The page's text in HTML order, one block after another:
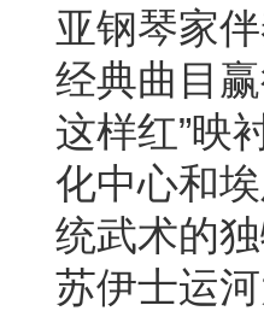
亚钢琴家
经典曲目
这样红”映
化中心和
统武术的
苏伊士运